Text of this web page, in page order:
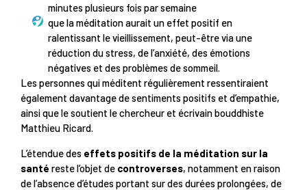
minutes plusieurs fois par semaine
que la méditation aurait un effet positif en
ralentissant le vieillissement, peut-être via une
réduction du stress, de l’anxiété, des émotions
négatives et des problèmes de sommeil.
Les personnes qui méditent régulièrement ressentiraient
également davantage de sentiments positifs et d’empathie,
ainsi que le soutient le chercheur et écrivain bouddhiste
Matthieu Ricard.
L’étendue des effets positifs de la méditation sur la
santé reste l’objet de controverses, notamment en raison
de l’absence d’études portant sur des durées prolongées, de